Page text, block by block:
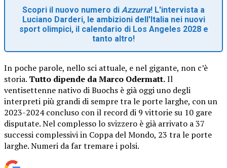
Scopri il nuovo numero di Azzurra! L'intervista a
Luciano Darderi, le ambizioni dell'Italia nei nuovi
sport olimpici, il calendario di Los Angeles 2028 e
tanto altro!
In poche parole, nello sci attuale, e nel gigante, non c’è
storia. Tutto dipende da Marco Odermatt.Il
ventisettenne nativo di Buochs è già oggi uno degli
interpreti più grandi di sempre tra le porte larghe, con un
2023-2024 concluso con il record di 9 vittorie su 10 gare
disputate. Nel complesso lo svizzero è già arrivato a 37
successi complessivi in Coppa del Mondo, 23 tra le porte
larghe. Numeri da far tremare i polsi.